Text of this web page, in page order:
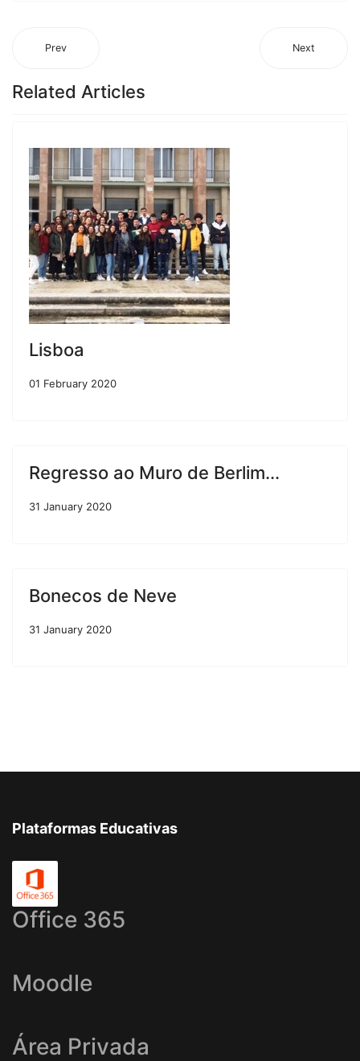
Prev Next
Related Articles
Lisboa
01 February 2020
Regresso ao Muro de Berlim...
31 January 2020
Bonecos de Neve
31 January 2020
Plataformas Educativas
Office 365
Moodle
Área Privada